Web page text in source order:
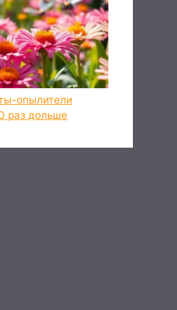
опылители
раз дольше